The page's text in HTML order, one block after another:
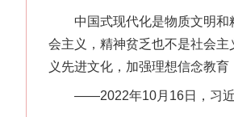
中国式现代化是物质文明和精
会主义，精神贫乏也不是社会
义先进文化，加强理想信念教
——2022年10月16日，习近
这是一记警钟！